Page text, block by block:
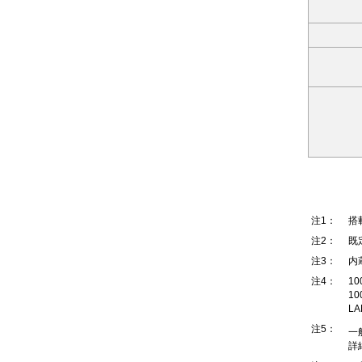
注1：
搭
注2：
既
注3：
内
注4：
注5：
一
詳